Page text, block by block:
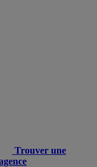
Trouver une